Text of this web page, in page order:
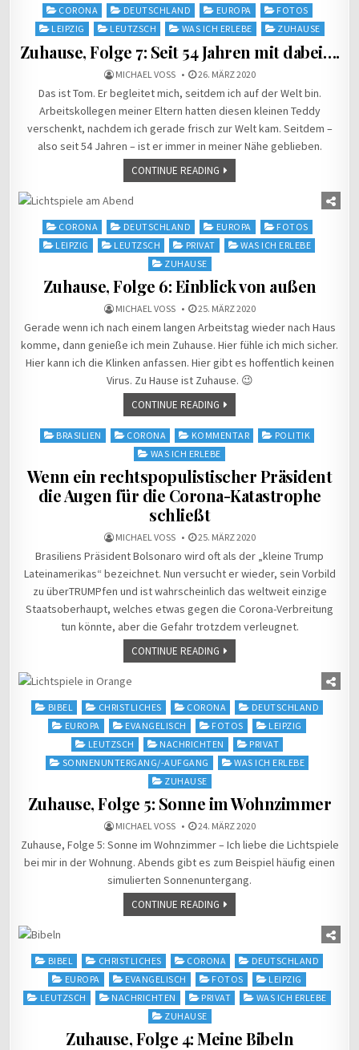
Posted
in
CORONA DEUTSCHLAND EUROPA
FOTOS
LEIPZIG
LEUTZSCH WAS ICH ERLEBE ZUHAUSE
Zuhause, Folge 7: Seit 54 Jahren mit dabei….
MICHAEL VOSS 26. MÄRZ 2020
Das ist Tom. Er begleitet mich, seitdem ich auf der Welt bin.
Arbeitskollegen meiner Eltern hatten diesen kleinen Teddy
verschenkt, nachdem ich gerade frisch zur Welt kam. Seitdem –
also seit 54 Jahren – ist er immer in meiner Nähe geblieben.
CONTINUE READING
Posted
in
CORONA DEUTSCHLAND EUROPA
FOTOS
LEIPZIG
LEUTZSCH PRIVAT
WAS ICH ERLEBE
ZUHAUSE
Zuhause, Folge 6: Einblick von außen
MICHAEL VOSS 25. MÄRZ 2020
Gerade wenn ich nach einem langen Arbeitstag wieder nach Haus
komme, dann genieße ich mein Zuhause. Hier fühle ich mich sicher.
Hier kann ich die Klinken anfassen. Hier gibt es hoffentlich keinen
Virus. Zu Hause ist Zuhause. 😉
CONTINUE READING
PostedBRASILIEN CORONA KOMMENTAR
POLITIK
WAS ICH ERLEBE
Wenn ein rechtspopulistischer Präsident
die Augen für die Corona-Katastrophe
schließt
MICHAEL VOSS 25. MÄRZ 2020
Brasiliens Präsident Bolsonaro wird oft als der „kleine Trump
Lateinamerikas“ bezeichnet. Nun versucht er wieder, sein Vorbild
zu überTRUMPfen und ist wahrscheinlich das weltweit einzige
Staatsoberhaupt, welches etwas gegen die Corona-Verbreitung
tun könnte, aber die Gefahr trotzdem verleugnet.
CONTINUE READING
Posted
BIBEL CHRISTLICHES CORONA
DEUTSCHLAND
EUROPA
EVANGELISCH FOTOS
LEIPZIG
LEUTZSCH
NACHRICHTEN
PRIVAT
SONNENUNTERGANG/-AUFGANG
WAS ICH ERLEBE
ZUHAUSE
Zuhause, Folge 5: Sonne im Wohnzimmer
MICHAEL VOSS 24. MÄRZ 2020
Zuhause, Folge 5: Sonne im Wohnzimmer – Ich liebe die Lichtspiele
bei mir in der Wohnung. Abends gibt es zum Beispiel häufig einen
simulierten Sonnenuntergang.
CONTINUE READING
Posted
BIBEL CHRISTLICHES CORONA
DEUTSCHLAND
EUROPA
EVANGELISCH FOTOS
LEIPZIG
LEUTZSCH
NACHRICHTEN PRIVAT
WAS ICH ERLEBE
ZUHAUSE
Zuhause, Folge 4: Meine Bibeln